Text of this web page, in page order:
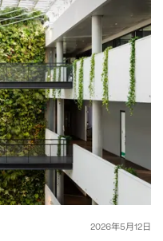
2026年5月12日